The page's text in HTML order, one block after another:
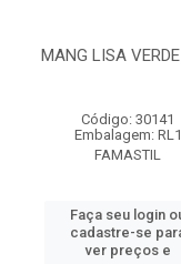
MANG LISA
Código: 30141
Embalagem: RL1
FAMASTIL
Faça seu login
cadastre-se
ver preços e